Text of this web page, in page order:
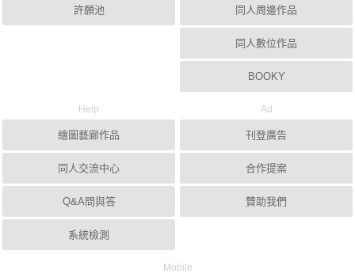
許願池 同人周邊作品
同人數位作品
BOOKY
Help
繪圖藝廊作品
同人交流中心
Q&A問與答
系統檢測
Ad
刊登廣告
合作提案
贊助我們
Mobile